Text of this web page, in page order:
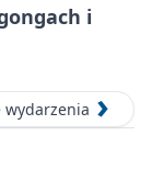
i
wydarzenia